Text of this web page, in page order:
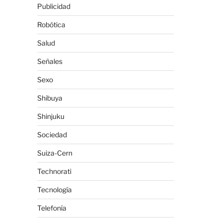
Publicidad
Robótica
Salud
Señales
Sexo
Shibuya
Shinjuku
Sociedad
Suiza-Cern
Technorati
Tecnología
Telefonía